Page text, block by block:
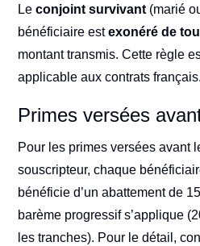
Leconjoint survivant (marié
bénéficiaire estexonéré de
montant transmis. Cette règle
applicable aux contrats français.
Primes versées
Pour les primes versées avant
souscripteur, chaque
bénéficie d’un abattement de
barème progressif s’applique
les tranches). Pour le détail,